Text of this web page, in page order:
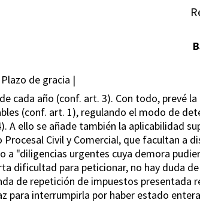
de gracia |
cada año (conf. art. 3). Con todo, prevé
(conf. art. 1), regulando el modo de
A ello se añade también la aplicabilidad
Procesal Civil y Comercial, que facultan a
a "diligencias urgentes cuya demora
dificultad para peticionar, no hay duda
de repetición de impuestos presentada
para interrumpirla por haber estado